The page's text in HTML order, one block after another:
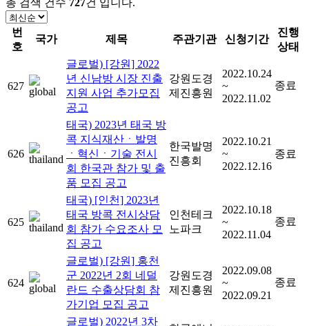
총 검색 건수 727건 입니다.
번
호
국가 제목 주관기관 신청기간
진행
상태
627
글로벌) [강원] 2022
년 신남방 시장 진출
지원 사업 추가모집
공고
강원도경
제진흥원
2022.10.24
~
2022.11.02
종료
626
태국) 2023년 태국 방
콕 지식재산ㆍ발명
ㆍ혁신ㆍ기술 전시
회 한국관 참가 및 출
품 모집 공고
한국발명
진흥회
2022.10.21
~
2022.12.16
종료
625
태국) [인천] 2023년
태국 방콕 전시상담
회 참가 수요조사 모
집 공고
인천테크
노파크
2022.10.18
~
2022.11.04
종료
624
글로벌) [강원] 홍천
군 2022년 2회 네덜
란드 수출상담회 참
가기업 모집 공고
강원도경
제진흥원
2022.09.08
~
2022.09.21
종료
글로벌) 2022년 3차